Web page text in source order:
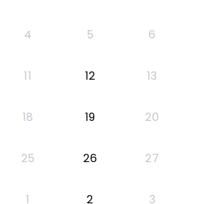
4 5 6
11 12 13
18 19 20
25 26 27
1 2 3